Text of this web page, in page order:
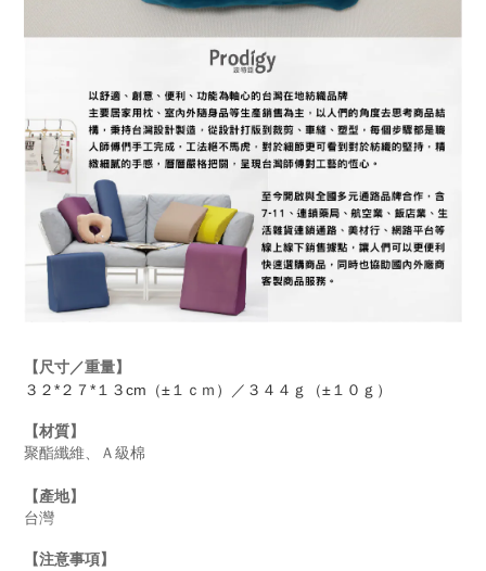
【尺寸／重量】
３２*２７*１３cm（±１ｃｍ）／３４４ｇ（±１０ｇ）
【材質】
聚酯纖維、Ａ級棉
【產地】
台灣
【注意事項】